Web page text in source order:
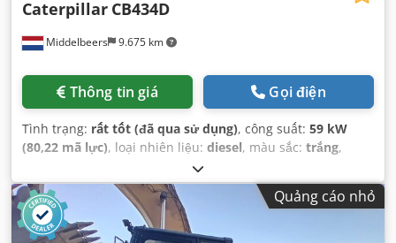
Middelbeers 9.675 km
Caterpillar CB434D
Thông tin giá Gọi điện
Tình trạng: rất tốt (đã qua sử dụng), công suất: 59 kW
(80,22 mã lực), loại nhiên liệu: diesel, màu sắc: trắng,
, Năm sản xuất:
động:3.310 h,
Quảng cáo nhỏ